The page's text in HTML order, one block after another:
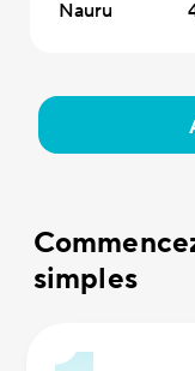
Nauru
simples